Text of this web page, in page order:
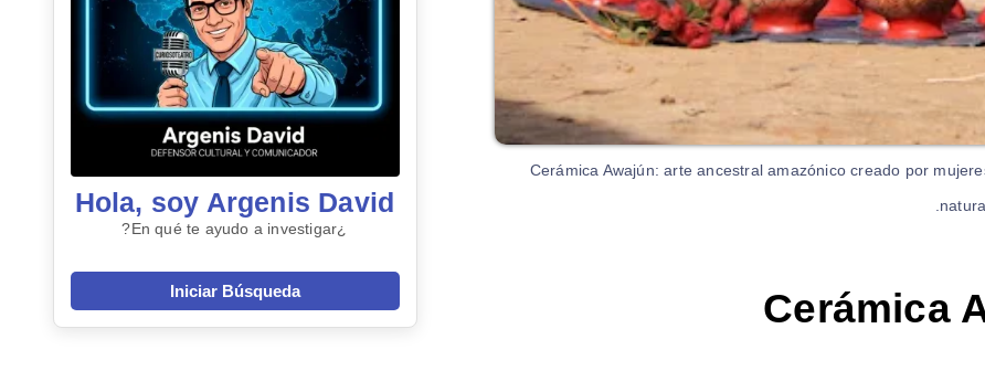
Cerámica Awajún: arte ancestral amazónico creado por
Cerámica
Hola, soy Argenis David
¿En qué te ayudo a investigar?
Iniciar Búsqueda